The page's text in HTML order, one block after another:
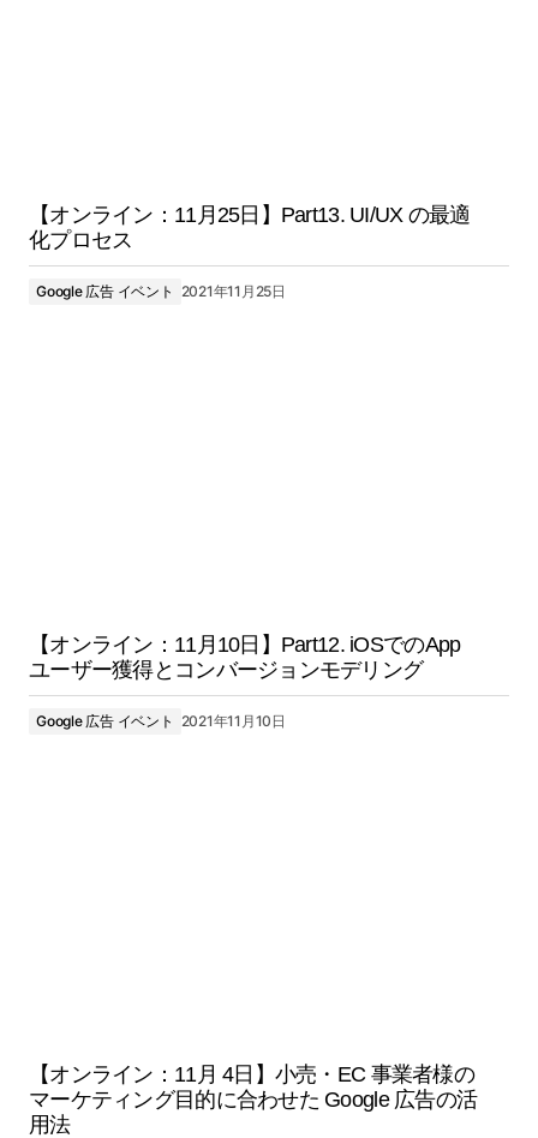
【オンライン：11月25日】Part13. UI/UX の最適
化プロセス
Google 広告 イベント 2021年11月25日
【オンライン：11月10日】Part12. iOSでのApp
ユーザー獲得とコンバージョンモデリング
Google 広告 イベント 2021年11月10日
【オンライン：11月 4日】小売・EC 事業者様の
マーケティング目的に合わせた Google 広告の活
用法